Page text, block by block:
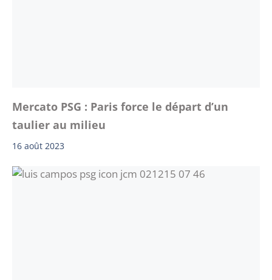
Mercato PSG : Paris force le départ d’un
taulier au milieu
16 août 2023